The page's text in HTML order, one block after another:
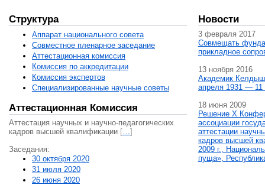
Структура
Аппарат национального совета
Совместное пленарное заседание
Аттестационная комисcия
Комиссия по аккредитации
Комиссия экспертов
Специализированные научные советы
Аттестационная Комиссия
Аттестация научных и научно-педагогических
кадров высшей квалификации […]
Заседания:
30 октября 2020
31 июля 2020
26 июня 2020
Новости
3 февраля 2017
Совмещать
прикладное
13 ноября 2016
Академик
апреля 1931 — 11
18 июня 2009
Решение X
ассоциации
аттестации
кадров высшей
2009 г.,
пуща»,